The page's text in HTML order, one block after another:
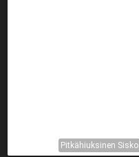
Pitkähiuksinen Sisko